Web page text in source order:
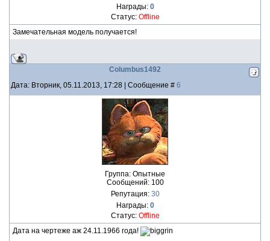
Награды: 0
Статус: Offline
Замечательная модель получается!
Columbus1492
Дата: Вторник, 05.11.2013, 17:28 | Сообщение # 6
Группа: Опытные
Сообщений: 100
Репутация: 30
Награды: 0
Статус: Offline
Дата на чертеже аж 24.11.1966 года!